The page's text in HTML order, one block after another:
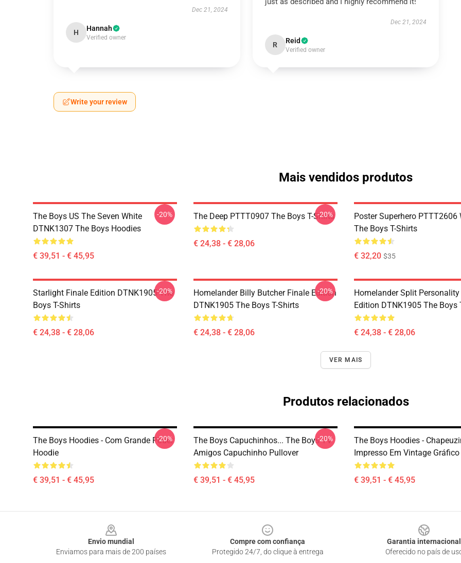
Dec 21, 2024
H Hannah
Verified owner
Dec 21, 2024
R Reid
Verified owner
Write your review
Mais vendidos produtos
The Boys US The Seven White
DTNK1307 The Boys Hoodies
€ 39,51 - € 45,95
-20% The Deep PTTT0907 The Boys T-Shirts
€ 24,38 - € 28,06
-20%
Poster Superhero PTTT2606
The Boys T-Shirts
€ 32,20 $35
Starlight Finale Edition DTNK1905 The
Boys T-Shirts
€ 24,38 - € 28,06
-20%
Homelander Billy Butcher Finale Edition
DTNK1905 The Boys T-Shirts
€ 24,38 - € 28,06
-20%
Homelander Split
Edition DTNK1905 The Boys
€ 24,38 - € 28,06
VER MAIS
Produtos relacionados
The Boys Hoodies - Com Grande Poder
Hoodie
€ 39,51 - € 45,95
-20%
The Boys Capuchinhos... The Boys TV
Amigos Capuchinho Pullover
€ 39,51 - € 45,95
-20%
The Boys Hoodies -
Impresso Em Vintage Gráfico
€ 39,51 - € 45,95
Envio mundial
Enviamos para mais de 200 países
Compre com confiança
Protegido 24/7, do clique à entrega
Garantia internacional
Oferecido no país de